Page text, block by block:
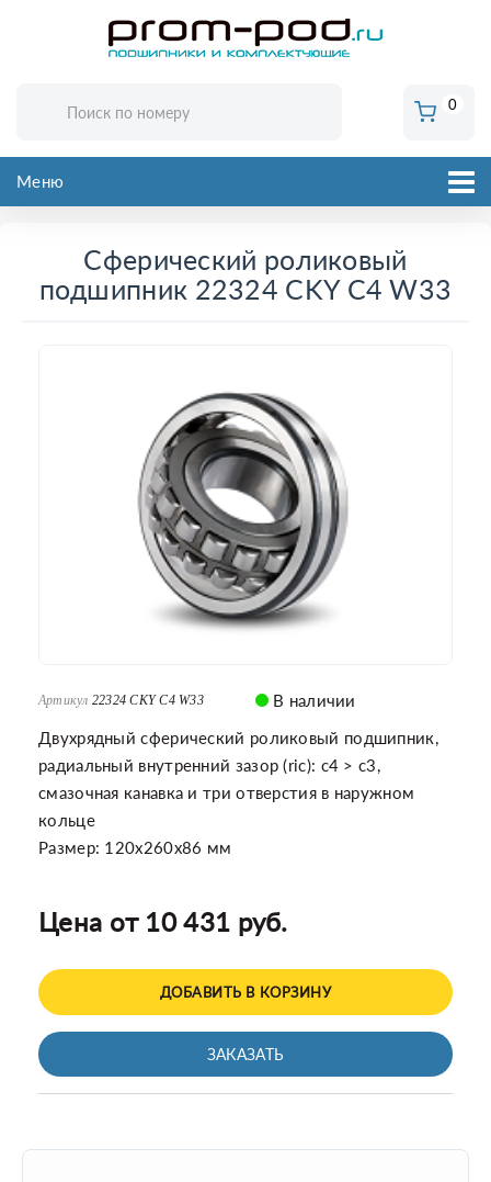
0
Меню
Сферический роликовый
подшипник 22324 CKY C4 W33
Артикул 22324 CKY C4 W33
В наличии
Двухрядный сферический роликовый подшипник,
радиальный внутренний зазор (ric): c4 > c3,
смазочная канавка и три отверстия в наружном
кольце
Размер: 120x260x86 мм
Цена от 10 431 руб.
ДОБАВИТЬ В КОРЗИНУ
ЗАКАЗАТЬ